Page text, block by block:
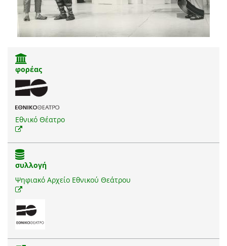
φορέας
Εθνικό Θέατρο
συλλογή
Ψηφιακό Αρχείο Εθνικού Θεάτρου